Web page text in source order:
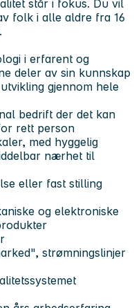
står i fokus. Du vil
folk i alle aldre fra 16
i erfarent og
deler av sin kunnskap
gjennom hele
bedrift der det kan
rett person
med hyggelig
nærhet til
eller fast stilling
og elektroniske
strømningslinjer